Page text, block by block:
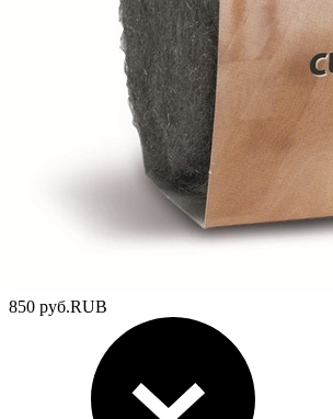
850 руб.RUB